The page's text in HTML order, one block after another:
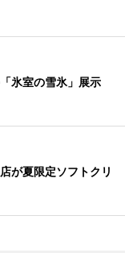
氷室の雪氷」展示
が夏限定ソフトクリ